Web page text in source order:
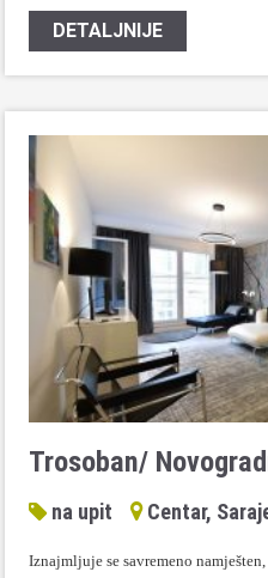
DETALJNIJE
Trosoban/
na upit Centar,
Iznajmljuje se savremeno